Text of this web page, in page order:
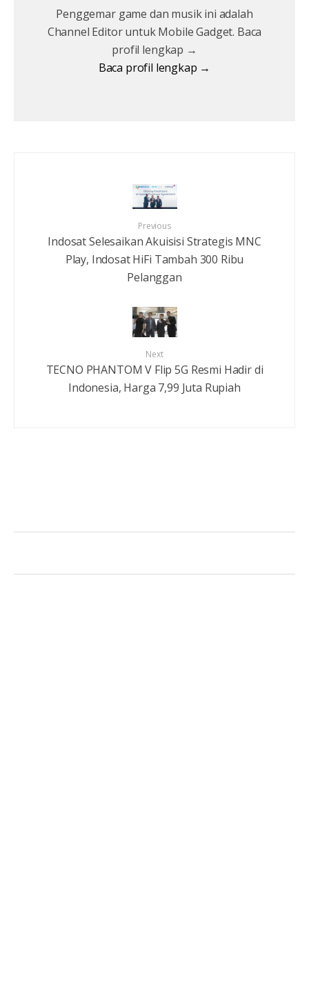
Penggemar game dan musik ini adalah
Channel Editor untuk Mobile Gadget. Baca
profil lengkap →
Baca profil lengkap →
Previous
Indosat Selesaikan Akuisisi Strategis MNC
Play, Indosat HiFi Tambah 300 Ribu
Pelanggan
Next
TECNO PHANTOM V Flip 5G Resmi Hadir di
Indonesia, Harga 7,99 Juta Rupiah